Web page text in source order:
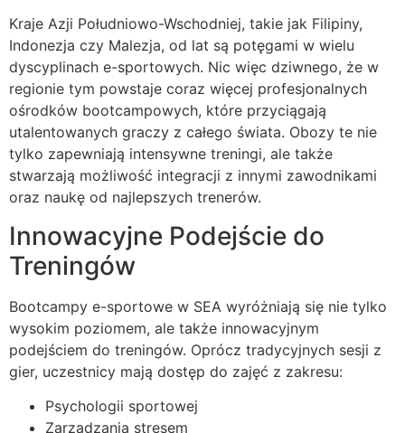
Kraje Azji Południowo-Wschodniej, takie jak Filipiny,
Indonezja czy Malezja, od lat są potęgami w wielu
dyscyplinach e-sportowych. Nic więc dziwnego, że w
regionie tym powstaje coraz więcej profesjonalnych
ośrodków bootcampowych, które przyciągają
utalentowanych graczy z całego świata. Obozy te nie
tylko zapewniają intensywne treningi, ale także
stwarzają możliwość integracji z innymi zawodnikami
oraz naukę od najlepszych trenerów.
Innowacyjne Podejście do
Treningów
Bootcampy e-sportowe w SEA wyróżniają się nie tylko
wysokim poziomem, ale także innowacyjnym
podejściem do treningów. Oprócz tradycyjnych sesji z
gier, uczestnicy mają dostęp do zajęć z zakresu:
Psychologii sportowej
Zarządzania stresem